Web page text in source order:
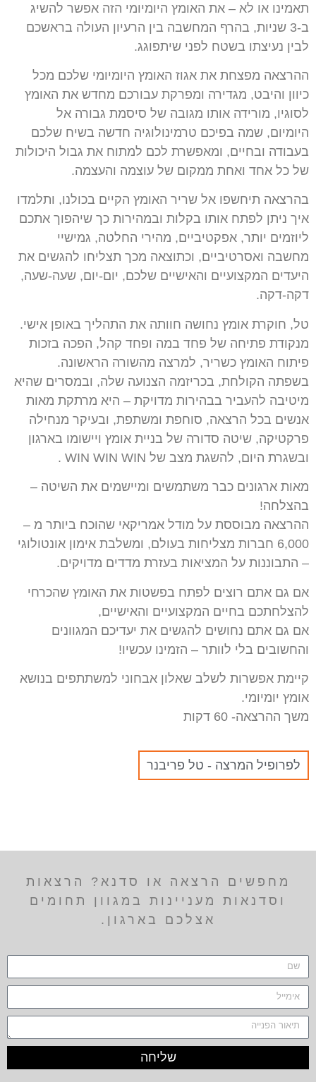
תאמינו או לא – את האומץ היומיומי הזה אפשר להשיג
ב-3 שניות, בהרף המחשבה בין הרעיון העולה בראשכם
לבין נעיצתו בשטח לפני שיתפוגג.
ההרצאה מפצחת את אגוז האומץ היומיומי שלכם מכל
כיוון והיבט, מגדירה ומפרקת עבורכם מחדש את האומץ
לסוגיו, מורידה אותו מגובה של סיסמת גבורה אל
היומיום, שמה בפיכם טרמינולוגיה חדשה בשיח שלכם
בעבודה ובחיים, ומאפשרת לכם למתוח את גבול היכולות
של כל אחד ואחת ממקום של עוצמה והעצמה.
בהרצאה תיחשפו אל שריר האומץ הקיים בכולנו, ותלמדו
איך ניתן לפתח אותו בקלות ובמהירות כך שיהפוך אתכם
ליוזמים יותר, אפקטיביים, מהירי החלטה, גמישיי
מחשבה ואסרטיביים, וכתוצאה מכך תצליחו להגשים את
היעדים המקצועיים והאישיים שלכם, יום-יום, שעה-שעה,
דקה-דקה.
טל, חוקרת אומץ נחושה חוותה את התהליך באופן אישי.
מנקודת פתיחה של פחד במה ופחד קהל, הפכה בזכות
פיתוח האומץ כשריר, למרצה מהשורה הראשונה.
בשפתה הקולחת, בכריזמה הצנועה שלה, ובמסרים שהיא
מיטיבה להעביר בבהירות מדויקת – היא מרתקת מאות
אנשים בכל הרצאה, סוחפת ומשתפת, ובעיקר מנחילה
פרקטיקה, שיטה סדורה של בניית אומץ ויישומו בארגון
ובשגרת היום, להשגת מצב של WIN WIN WIN .
מאות ארגונים כבר משתמשים ומיישמים את השיטה –
בהצלחה!
ההרצאה מבוססת על מודל אמריקאי שהוכח ביותר מ –
6,000 חברות מצליחות בעולם, ומשלבת אימון אונטולוגי
– התבוננות על המציאות בעזרת מדדים מדויקים.
אם גם אתם רוצים לפתח בפשטות את האומץ שהכרחי
להצלחתכם בחיים המקצועיים והאישיים,
אם גם אתם נחושים להגשים את יעדיכם המגוונים
והחשובים בלי לוותר – הזמינו עכשיו!
קיימת אפשרות לשלב שאלון אבחוני למשתתפים בנושא
אומץ יומיומי.
משך ההרצאה- 60 דקות
לפרופיל המרצה - טל פריבנר
מחפשים הרצאה או סדנא? הרצאות
וסדנאות מעניינות במגוון תחומים
אצלכם בארגון.
שליחה